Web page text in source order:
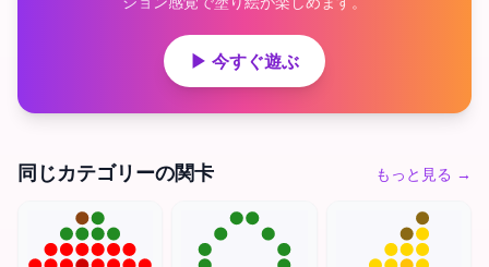
▶ 今すぐ遊ぶ
同じカテゴリーの関卡 もっと見る →